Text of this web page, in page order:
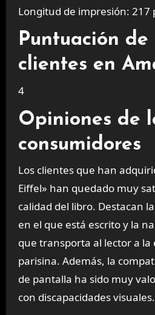
Longitud de impresión: 217
Puntuación de
clientes en
4
Opiniones de
consumidores
Los clientes que han
Eiffel» han quedado muy
calidad del libro. Destacan
en el que está escrito y la
que transporta al lector a
parisina. Además, la
de pantalla ha sido muy
con discapacidades visuales.